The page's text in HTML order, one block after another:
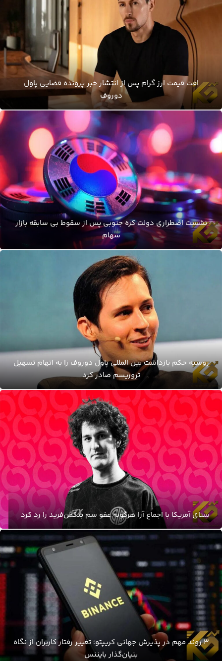
افت قیمت ارز گرام پس از انتشار خبر پرونده قضایی پاول
دوروف
نشست اضطراری دولت کره جنوبی پس از سقوط بی سابقه بازار
سهام
روسیه حکم بازداشت بین المللی پاول دوروف را به اتهام تسهیل
تروریسم صادر کرد
سنای آمریکا با اجماع آرا هرگونه عفو سم بنکمن‌فرید را رد کرد
3 روند مهم در پذیرش جهانی کریپتو؛ تغییر رفتار کاربران از نگاه
بنیان‌گذار بایننس